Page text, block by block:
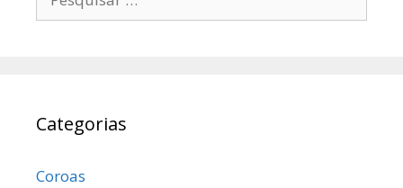
por:
Categorias
Coroas